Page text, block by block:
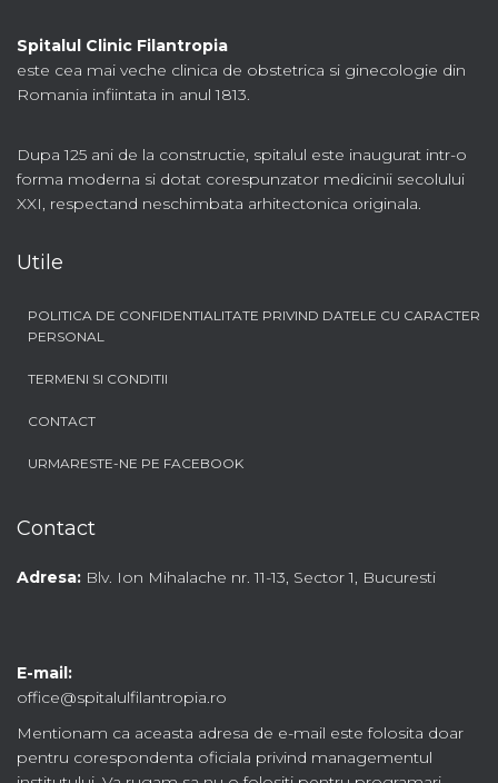
Spitalul Clinic Filantropia
este cea mai veche clinica de obstetrica si ginecologie din
Romania infiintata in anul 1813.
Dupa 125 ani de la constructie, spitalul este inaugurat intr-o
forma moderna si dotat corespunzator medicinii secolului
XXI, respectand neschimbata arhitectonica originala.
Utile
POLITICA DE CONFIDENTIALITATE PRIVIND DATELE CU CARACTER
PERSONAL
TERMENI SI CONDITII
CONTACT
URMARESTE-NE PE FACEBOOK
Contact
Adresa: Blv. Ion Mihalache nr. 11-13, Sector 1, Bucuresti
E-mail:
office@spitalulfilantropia.ro
Mentionam ca aceasta adresa de e-mail este folosita doar
pentru corespondenta oficiala privind managementul